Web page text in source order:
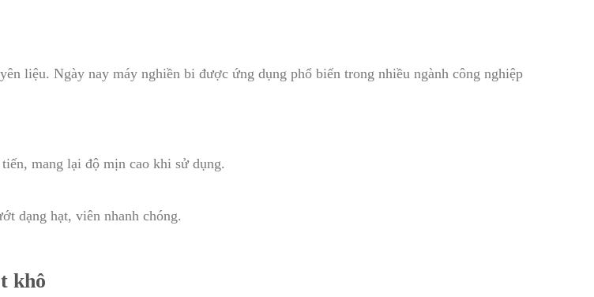
liệu. Ngày nay máy nghiền bi được ứng dụng phổ biến trong nhiều ngành công nghiệp
mang lại độ mịn cao khi sử dụng.
dạng hạt, viên nhanh chóng.
khô